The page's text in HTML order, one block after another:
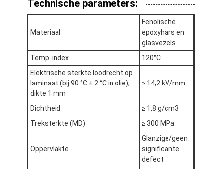
Fabrieksreis
Kwaliteitscontrole
Contacteer ons
Zelfklevende Isolatieband
De Isolatieband van de glasdoek
Technische parameters:
Materiaal
Fenolische
epoxyhars en
glasvezels
Temp. index
120°C
Elektrische sterkte loodrecht op
laminaat (bij 90 °C ± 2 °C in olie),
dikte 1 mm
≥ 14,2 kV/mm
Dichtheid
≥ 1,8 g/cm3
Treksterkte (MD)
≥ 300 MPa
Oppervlakte
Glanzige/geen
significante
defect